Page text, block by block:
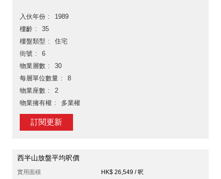
入伙年份
1989
樓齡
35
樓盤類型
住宅
街號
6
物業層數
30
每層單位數量
8
物業座數
2
物業擁有權
多業權
訂閱更新
西半山放盤平均呎價
實用面積
HK$ 26,549 / 呎